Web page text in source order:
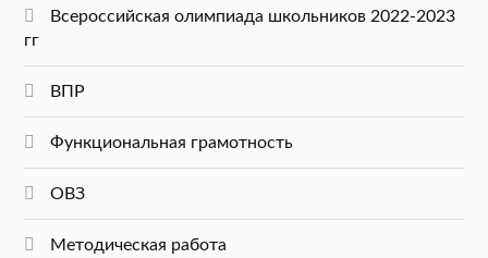
Всероссийская олимпиада школьников 2022-2023
гг
ВПР
Функциональная грамотность
ОВЗ
Методическая работа